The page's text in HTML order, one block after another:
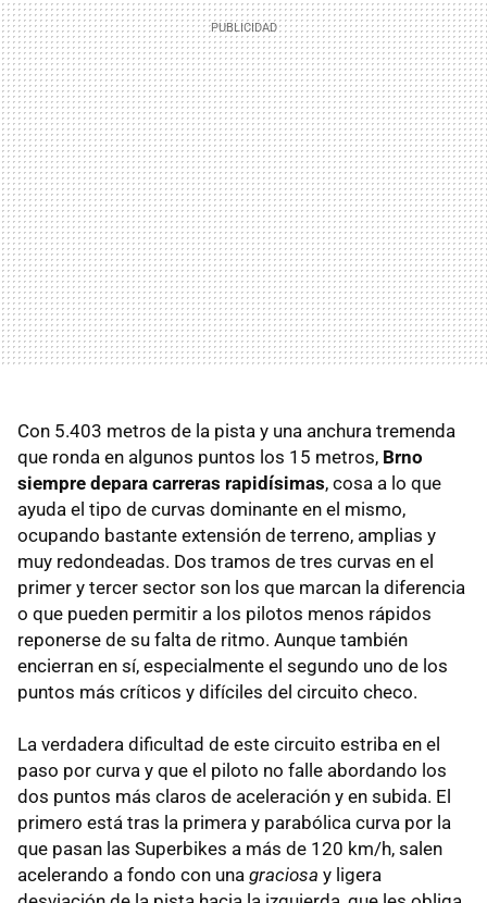
Con 5.403 metros de la pista y una anchura tremenda
que ronda en algunos puntos los 15 metros, Brno
siempre depara carreras rapidísimas, cosa a lo que
ayuda el tipo de curvas dominante en el mismo,
ocupando bastante extensión de terreno, amplias y
muy redondeadas. Dos tramos de tres curvas en el
primer y tercer sector son los que marcan la diferencia
o que pueden permitir a los pilotos menos rápidos
reponerse de su falta de ritmo. Aunque también
encierran en sí, especialmente el segundo uno de los
puntos más críticos y difíciles del circuito checo.
La verdadera dificultad de este circuito estriba en el
paso por curva y que el piloto no falle abordando los
dos puntos más claros de aceleración y en subida. El
primero está tras la primera y parabólica curva por la
que pasan las Superbikes a más de 120 km/h, salen
acelerando a fondo con una graciosa y ligera